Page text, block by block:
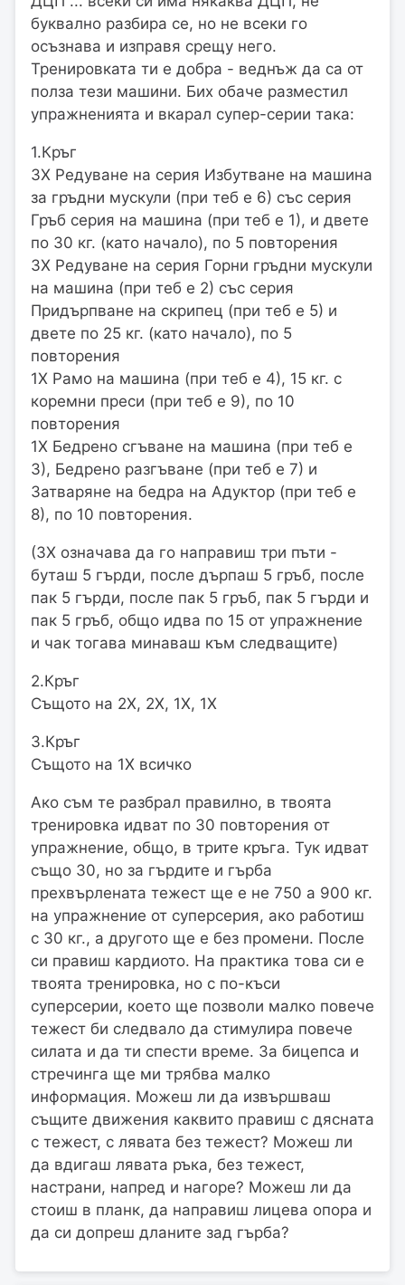
буквално разбира се, но не всеки го
осъзнава и изправя срещу него.
Тренировката ти е добра - веднъж да са от
полза тези машини. Бих обаче разместил
упражненията и вкарал супер-серии така:
1.Кръг
3Х Редуване на серия Избутване на машина
за гръдни мускули (при теб е 6) със серия
Гръб серия на машина (при теб е 1), и двете
по 30 кг. (като начало), по 5 повторения
3Х Редуване на серия Горни гръдни мускули
на машина (при теб е 2) със серия
Придърпване на скрипец (при теб е 5) и
двете по 25 кг. (като начало), по 5
повторения
1Х Рамо на машина (при теб е 4), 15 кг. с
коремни преси (при теб е 9), по 10
повторения
1Х Бедрено сгъване на машина (при теб е
3), Бедрено разгъване (при теб е 7) и
Затваряне на бедра на Адуктор (при теб е
8), по 10 повторения.
(3Х означава да го направиш три пъти -
буташ 5 гърди, после дърпаш 5 гръб, после
пак 5 гърди, после пак 5 гръб, пак 5 гърди и
пак 5 гръб, общо идва по 15 от упражнение
и чак тогава минаваш към следващите)
2.Кръг
Същото на 2Х, 2Х, 1Х, 1Х
3.Кръг
Същото на 1Х всичко
Ако съм те разбрал правилно, в твоята
тренировка идват по 30 повторения от
упражнение, общо, в трите кръга. Тук идват
също 30, но за гърдите и гърба
прехвърлената тежест ще е не 750 а 900 кг.
на упражнение от суперсерия, ако работиш
с 30 кг., а другото ще е без промени. После
си правиш кардиото. На практика това си е
твоята тренировка, но с по-къси
суперсерии, което ще позволи малко повече
тежест би следвало да стимулира повече
силата и да ти спести време. За бицепса и
стречинга ще ми трябва малко
информация. Можеш ли да извършваш
същите движения каквито правиш с дясната
с тежест, с лявата без тежест? Можеш ли
да вдигаш лявата ръка, без тежест,
настрани, напред и нагоре? Можеш ли да
стоиш в планк, да направиш лицева опора и
да си допреш дланите зад гърба?